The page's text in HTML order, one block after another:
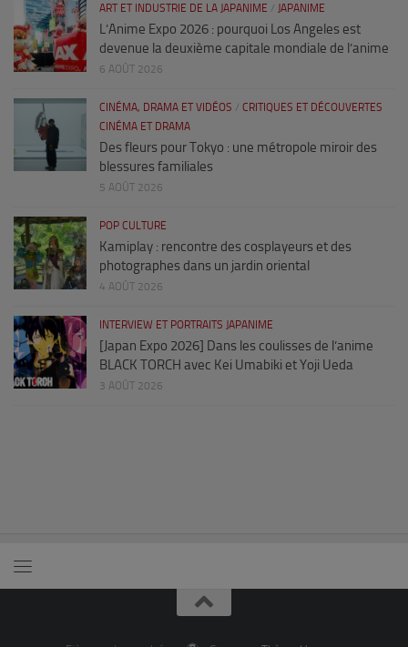
ART ET INDUSTRIE DE LA JAPANIME / JAPANIME
L’Anime Expo 2026 : pourquoi Los Angeles est
devenue la deuxième capitale mondiale de l’anime
6 AOÛT 2026
CINÉMA, DRAMA ET VIDÉOS / CRITIQUES ET DÉCOUVERTES
CINÉMA ET DRAMA
Des fleurs pour Tokyo : une métropole miroir des
blessures familiales
5 AOÛT 2026
POP CULTURE
Kamiplay : rencontre des cosplayeurs et des
photographes dans un jardin oriental
4 AOÛT 2026
INTERVIEW ET PORTRAITS JAPANIME
[Japan Expo 2026] Dans les coulisses de l’anime
BLACK TORCH avec Kei Umabiki et Yoji Ueda
3 AOÛT 2026